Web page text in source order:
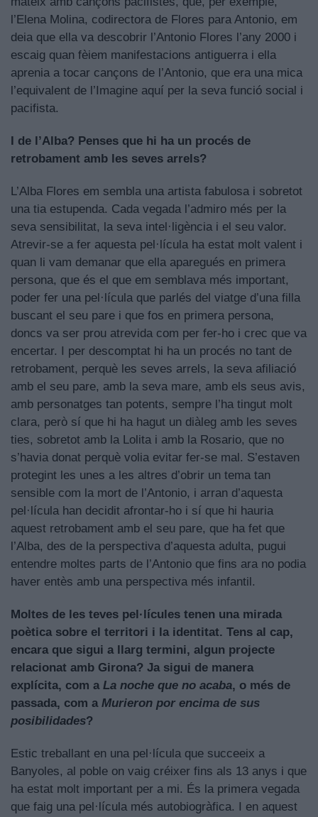
l’Elena Molina, codirectora de Flores para Antonio, em
deia que ella va descobrir l’Antonio Flores l’any 2000 i
escaig quan fèiem manifestacions antiguerra i ella
aprenia a tocar cançons de l’Antonio, que era una mica
l’equivalent de l’Imagine aquí per la seva funció social i
pacifista.
I de l’Alba? Penses que hi ha un procés de
retrobament amb les seves arrels?
L’Alba Flores em sembla una artista fabulosa i sobretot
una tia estupenda. Cada vegada l’admiro més per la
seva sensibilitat, la seva intel·ligència i el seu valor.
Atrevir-se a fer aquesta pel·lícula ha estat molt valent i
quan li vam demanar que ella aparegués en primera
persona, que és el que em semblava més important,
poder fer una pel·lícula que parlés del viatge d’una filla
buscant el seu pare i que fos en primera persona,
doncs va ser prou atrevida com per fer-ho i crec que va
encertar. I per descomptat hi ha un procés no tant de
retrobament, perquè les seves arrels, la seva afiliació
amb el seu pare, amb la seva mare, amb els seus avis,
amb personatges tan potents, sempre l’ha tingut molt
clara, però sí que hi ha hagut un diàleg amb les seves
ties, sobretot amb la Lolita i amb la Rosario, que no
s’havia donat perquè volia evitar fer-se mal. S’estaven
protegint les unes a les altres d’obrir un tema tan
sensible com la mort de l’Antonio, i arran d’aquesta
pel·lícula han decidit afrontar-ho i sí que hi hauria
aquest retrobament amb el seu pare, que ha fet que
l’Alba, des de la perspectiva d’aquesta adulta, pugui
entendre moltes parts de l’Antonio que fins ara no podia
haver entès amb una perspectiva més infantil.
Moltes de les teves pel·lícules tenen una mirada
poètica sobre el territori i la identitat. Tens al cap,
encara que sigui a llarg termini, algun projecte
relacionat amb Girona? Ja sigui de manera
explícita, com a La noche que no acaba, o més de
passada, com a Murieron por encima de sus
posibilidades?
Estic treballant en una pel·lícula que succeeix a
Banyoles, al poble on vaig créixer fins als 13 anys i que
ha estat molt important per a mi. És la primera vegada
que faig una pel·lícula més autobiogràfica. I en aquest